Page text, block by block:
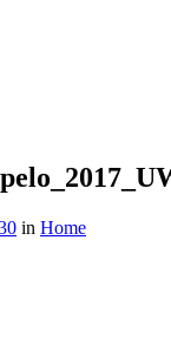
in Home